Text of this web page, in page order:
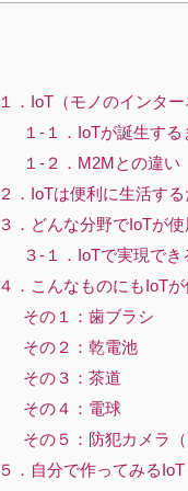
１．IoT（モノのインタ
１-１．IoTが誕生する
１-２．M2Mとの違い
２．IoTは便利に生活する
３．どんな分野でIoTが
３-１．IoTで実現でき
４．こんなものにもIoT
その１：歯ブラシ
その２：乾電池
その３：茶道
その４：電球
その５：防犯カメラ（
５．自分で作ってみるIoT